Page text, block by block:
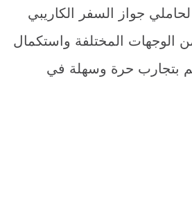
جواز السفر الكاريبي
الوجهات المختلفة واستكمال
بتجارب حرة وسهلة في